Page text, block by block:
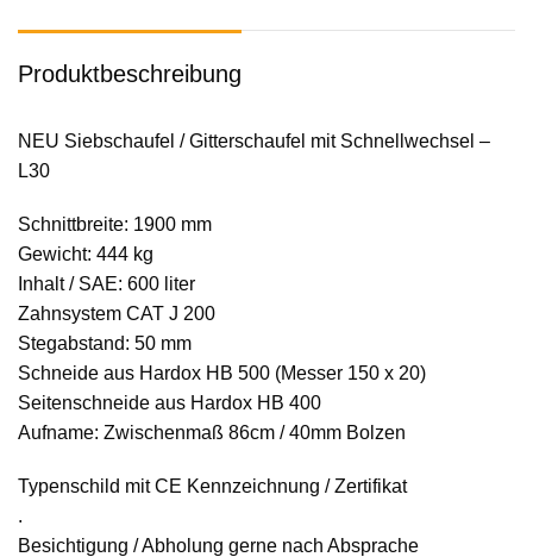
Produktbeschreibung
NEU Siebschaufel / Gitterschaufel mit Schnellwechsel –
L30
Schnittbreite: 1900 mm
Gewicht: 444 kg
Inhalt / SAE: 600 liter
Zahnsystem CAT J 200
Stegabstand: 50 mm
Schneide aus Hardox HB 500 (Messer 150 x 20)
Seitenschneide aus Hardox HB 400
Aufname: Zwischenmaß 86cm / 40mm Bolzen
Typenschild mit CE Kennzeichnung / Zertifikat
.
Besichtigung / Abholung gerne nach Absprache